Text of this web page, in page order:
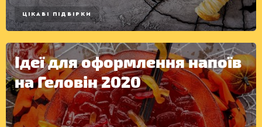
ЦІКАВІ ПІДБІРКИ
Ідеї для оформлення напоїв
на Геловін 2020